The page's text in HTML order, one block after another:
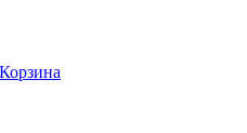
Корзина